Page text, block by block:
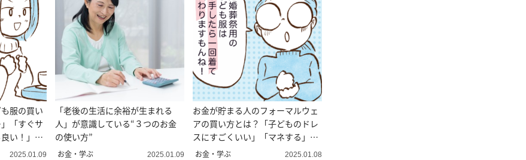
服の買い
「すぐサ
い！」
2025.01.09
「老後の生活に余裕が生まれる
人」が意識している“３つのお金
の使い方”
お金・学ぶ 2025.01.09
お金が貯まる人のフォーマルウェ
アの買い方とは？「子どものドレ
スにすごくいい」「マネする」
【まんが】
お金・学ぶ 2025.01.08